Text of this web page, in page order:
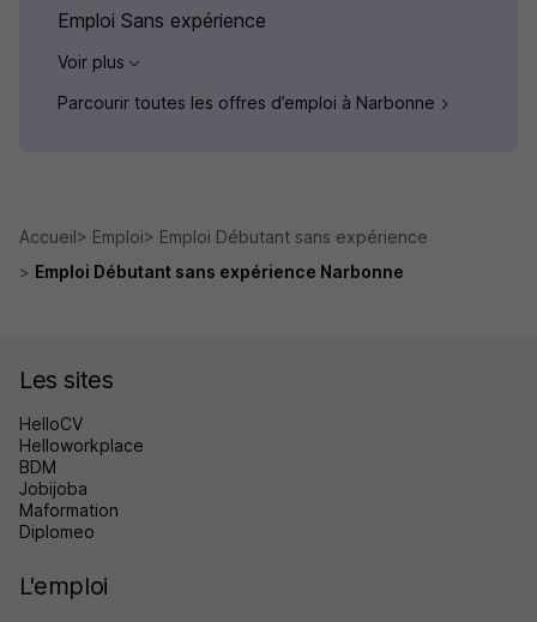
Emploi Sans expérience
Voir plus
Parcourir toutes les offres d’emploi à Narbonne
Accueil Emploi
Emploi Débutant sans expérience
Emploi Débutant sans expérience Narbonne
Les sites
HelloCV
Helloworkplace
BDM
Jobijoba
Maformation
Diplomeo
L'emploi